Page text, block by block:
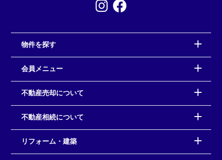
物件を探す
会員メニュー
不動産売却について
不動産相続について
リフォーム・建築